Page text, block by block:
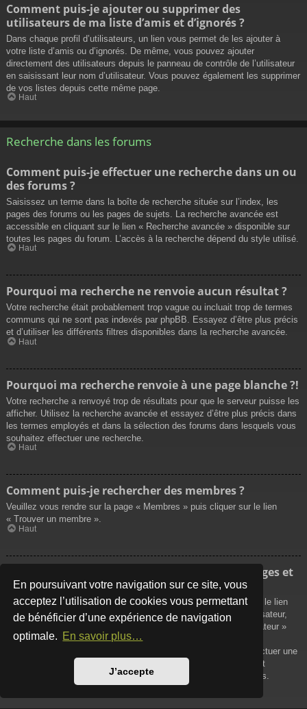
En poursuivant votre navigation sur ce site, vous
acceptez l’utilisation de cookies vous permettant
de bénéficier d’une expérience de navigation
optimale. En savoir plus…
J’accepte
Comment puis-je ajouter ou supprimer des
utilisateurs de ma liste d’amis et d’ignorés ?
Dans chaque profil d’utilisateurs, un lien vous permet de les ajouter à
votre liste d’amis ou d’ignorés. De même, vous pouvez ajouter
directement des utilisateurs depuis le panneau de contrôle de l’utilisateur
en saisissant leur nom d’utilisateur. Vous pouvez également les supprimer
de vos listes depuis cette même page.
Haut
Recherche dans les forums
Comment puis-je effectuer une recherche dans un ou
des forums ?
Saisissez un terme dans la boîte de recherche située sur l’index, les
pages des forums ou les pages de sujets. La recherche avancée est
accessible en cliquant sur le lien « Recherche avancée » disponible sur
toutes les pages du forum. L’accès à la recherche dépend du style utilisé.
Haut
Pourquoi ma recherche ne renvoie aucun résultat ?
Votre recherche était probablement trop vague ou incluait trop de termes
communs qui ne sont pas indexés par phpBB. Essayez d’être plus précis
et d’utiliser les différents filtres disponibles dans la recherche avancée.
Haut
Pourquoi ma recherche renvoie à une page blanche ?!
Votre recherche a renvoyé trop de résultats pour que le serveur puisse les
afficher. Utilisez la recherche avancée et essayez d’être plus précis dans
les termes employés et dans la sélection des forums dans lesquels vous
souhaitez effectuer une recherche.
Haut
Comment puis-je rechercher des membres ?
Veuillez vous rendre sur la page « Membres » puis cliquer sur le lien
« Trouver un membre ».
Haut
Comment puis-je retrouver mes propres messages et
sujets ?
Vos propres messages peuvent être affichés soit en cliquant sur le lien
« Afficher vos messages » dans le panneau de contrôle de l’utilisateur,
soit en cliquant sur le lien « Rechercher les messages de l’utilisateur »
sur la page de votre propre profil ou soit en cliquant sur le menu
« Raccourcis » situé sur la partie supérieure du forum. Pour effectuer une
recherche de vos propres sujets, utilisez la recherche avancée et
remplissez convenablement les options qui vous sont disponibles.